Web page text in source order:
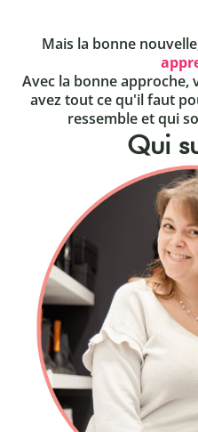
Mais la bonne
Avec la bonne approche,
avez tout ce qu'il faut
ressemble et qui
Qui